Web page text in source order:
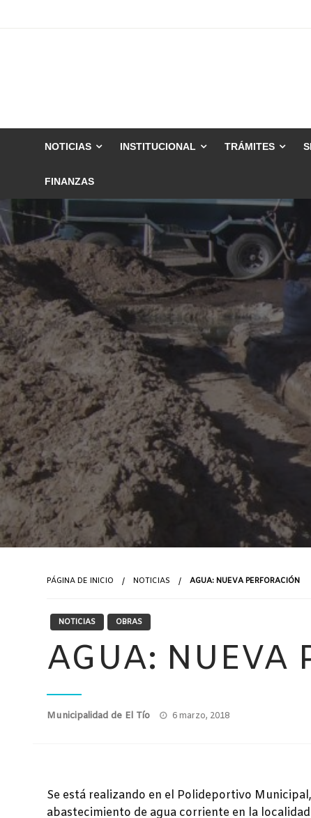
NOTICIAS INSTITUCIONAL TRÁMITES
FINANZAS
PÁGINA DE INICIO NOTICIAS AGUA: NUEVA PERFORACIÓN
NOTICIAS OBRAS
AGUA: NUEVA
Municipalidad de El Tío
Publicado
6 marzo, 2018
Se está realizando en el Polideportivo
abastecimiento de agua corriente en la